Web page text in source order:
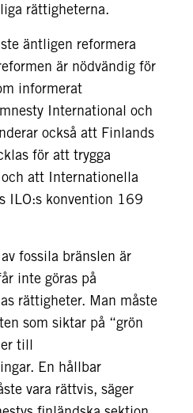
rättigheterna.
äntligen reformera
är nödvändig för
informerat
International och
också att Finlands
för att trygga
att Internationella
ILO:s konvention 169
fossila bränslen är
inte göras på
rättigheter. Man måste
som siktar på “grön
till
En hållbar
vara rättvis, säger